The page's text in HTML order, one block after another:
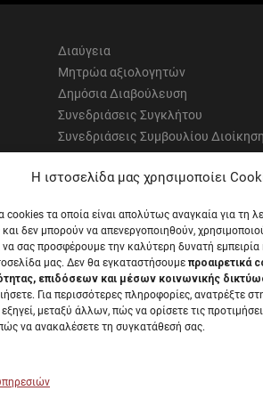
Η ιστοσελίδα μας χρησιμοποίει
cookies τα οποία είναι απολύτως αναγκαία για τη
και δεν μπορούν να απενεργοποιηθούν,
να σας προσφέρουμε την καλύτερη δυνατή εμπειρία
μας. Δεν θα εγκαταστήσουμε προαιρετικά
επιδόσεων και μέσων κοινωνικής
Για περισσότερες πληροφορίες, ανατρέξτε
μεταξύ άλλων, πώς να ορίσετε τις
να ανακαλέσετε τη συγκατάθεσή σας.
Διαύγεια
Μητρώα αξιολογητών
Δημόσια Διαβούλευση
Συνεδριάσεις Συγκλήτου
Συνεδριάσεις Συμβουλίου
με τηνΝομοθεσία